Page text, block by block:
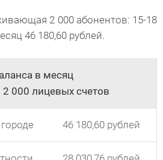
2 000 абонентов: 15-18
46 180,60 рублей.
в месяц
000 лицевых счетов
46 180,60 рублей